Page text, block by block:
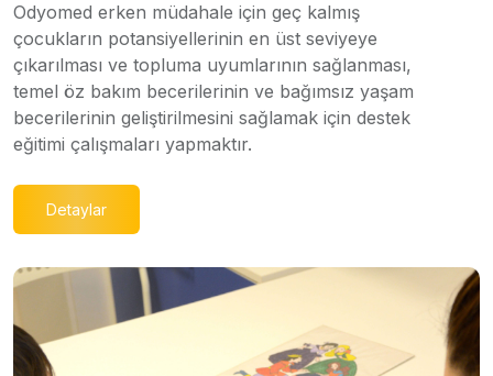
Odyomed erken müdahale için geç kalmış
çocukların potansiyellerinin en üst seviyeye
çıkarılması ve topluma uyumlarının sağlanması,
temel öz bakım becerilerinin ve bağımsız yaşam
becerilerinin geliştirilmesini sağlamak için destek
eğitimi çalışmaları yapmaktır.
Detaylar